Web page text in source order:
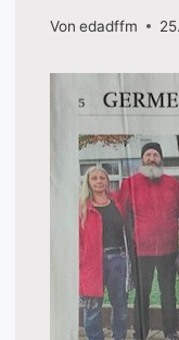
Von edadffm